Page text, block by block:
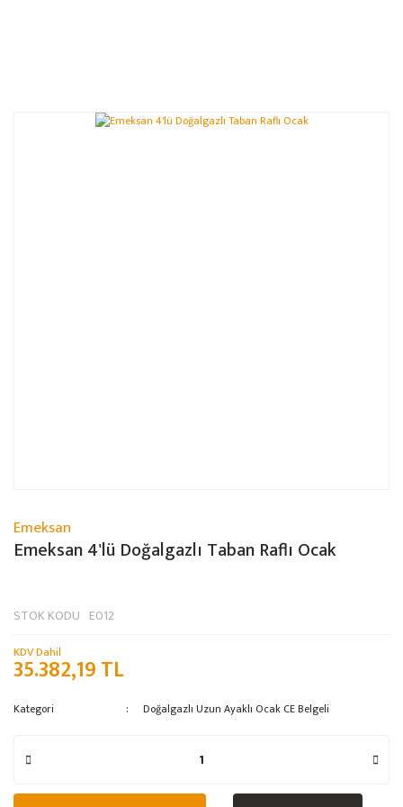
Emeksan
Emeksan 4'lü Doğalgazlı Taban Raflı Ocak
STOK KODU E012
KDV Dahil
35.382,19 TL
Kategori Doğalgazlı Uzun Ayaklı Ocak CE Belgeli